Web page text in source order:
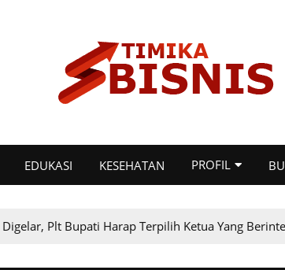
EDUKASI KESEHATAN PROFIL
Plt Bupati Harap Terpilih Ketua Yang